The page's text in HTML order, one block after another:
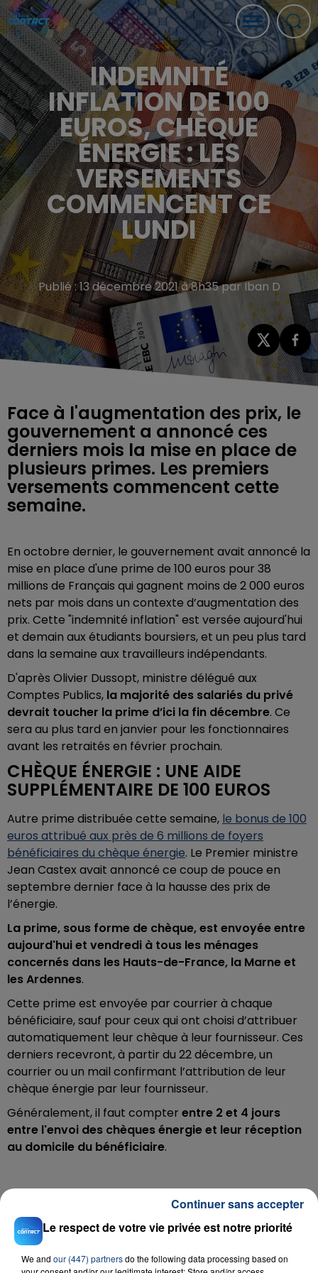
INDEMNITÉ
INFLATION DE 100
EUROS, CHÈQUE
ÉNERGIE : LES
VERSEMENTS
COMMENCENT CE
LUNDI
Publié : 13 décembre 2021 à 8h35 par Iban D
Face à l'augmentation des prix, le
gouvernement a annoncé ces
derniers mois la mise en place de
plusieurs primes. Les premiers
versements commencent cette
semaine.
En octobre dernier, le gouvernement avait annoncé la
mise en place d'une prime de 100 euros pour 38
millions de Français qui gagnent moins de 2 000 euros
nets par mois dans un contexte d’augmentation des
prix. Cette "indemnité inflation" est versée aujourd'hui
et demain aux étudiants boursiers, et un peu plus tard
dans la semaine aux travailleurs indépendants.
D'après Olivier Dussopt, ministre délégué aux
Comptes Publics, la majorité des salariés du privé
devrait toucher la prime d’ici la fin décembre. Ce
sera au plus tard en janvier pour les fonctionnaires
avant les retraités en février prochain.
CHÈQUE ÉNERGIE : UNE AIDE
SUPPLÉMENTAIRE DE 100 EUROS
Autre prime distribuée cette semaine, le bonus de 100
euros attribué aux près de 6 millions de foyers
bénéficiaires du chèque énergie. Le Premier ministre
Jean Castex avait annoncé ce coup de pouce en
septembre dernier face à la hausse des prix de
l’énergie.
La prime, sous forme de chèque, est envoyée entre
aujourd'hui et vendredi à tous les ménages
concernés dans les Hauts-de-France, la Marne et
les Ardennes.
Cette prime est envoyée par courrier à chaque
bénéficiaire, sauf pour ceux qui ont choisi d’attribuer
automatiquement leur chèque à leur fournisseur. Ces
derniers recevront, à partir du 22 décembre, un
courrier ou un mail confirmant l’attribution de leur
chèque énergie par leur fournisseur.
Généralement, il faut compter entre 2 et 4 jours
entre l'envoi des chèques énergie et leur réception
au domicile du bénéficiaire.
Candy Shop
Le respect de votre vie privée est notre priorité
We and our (447) partnersdo the following data processing based on
Continuer sans accepter